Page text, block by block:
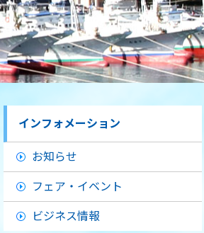
インフォメーション
お知らせ
フェア・イベント
ビジネス情報